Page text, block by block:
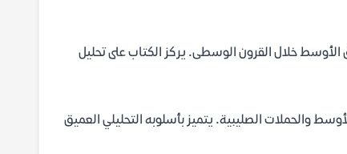
الأوسط خلال القرون الوسطى. يركز الكتاب على تحليل
والحملات الصليبية. يتميز بأسلوبه التحليلي العميق